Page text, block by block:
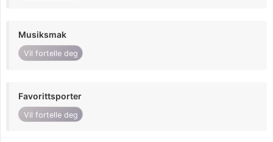
Musiksmak
Vil fortelle deg
Favorittsporter
Vil fortelle deg